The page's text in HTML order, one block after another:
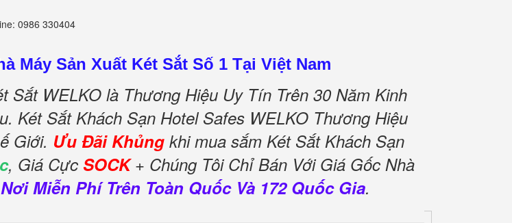
0986 330404
Máy Sản Xuất Két Sắt Số 1 Tại Việt Nam
Sắt WELKO là Thương Hiệu Uy Tín Trên 30 Năm Kinh
Két Sắt Khách Sạn Hotel Safes WELKO Thương Hiệu
Giới. Ưu Đãi Khủng khi mua sắm Két Sắt Khách Sạn
, Giá Cực SOCK+ Chúng Tôi Chỉ Bán Với Giá Gốc Nhà
Miễn Phí Trên Toàn Quốc Và 172 Quốc Gia.